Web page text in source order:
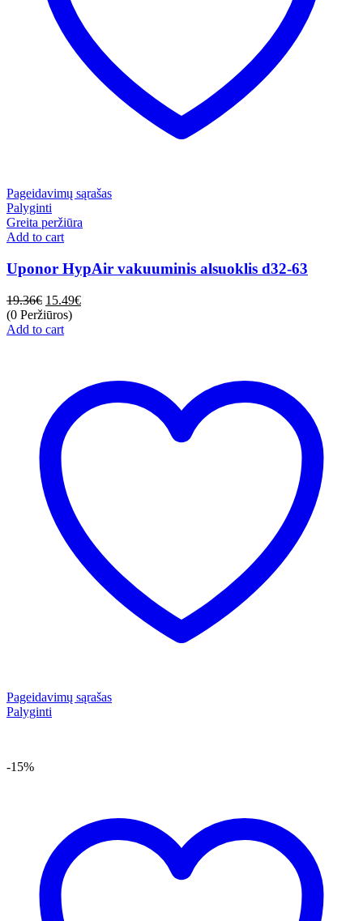
Pageidavimų sąrašas
Palyginti
Greita peržiūra
Add to cart
Uponor HypAir vakuuminis alsuoklis d32-63
19.36€ 15.49€
(0 Peržiūros)
Add to cart
Pageidavimų sąrašas
Palyginti
-15%